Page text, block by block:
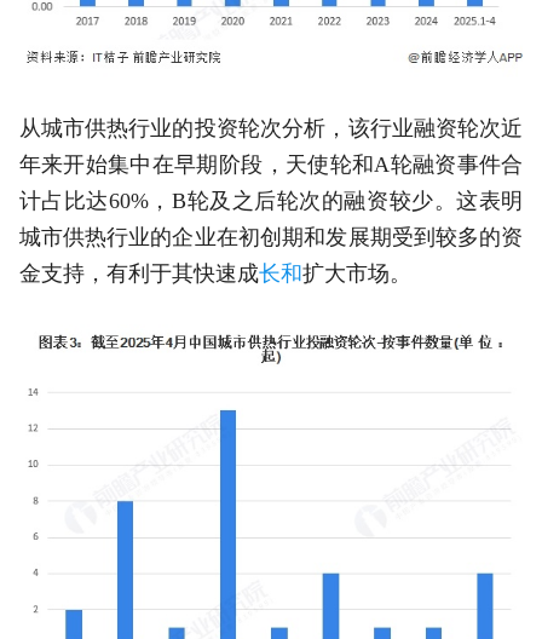
从城市供热行业的投资轮次分析，该行业融资轮次近
年来开始集中在早期阶段，天使轮和A轮融资事件合
计占比达60%，B轮及之后轮次的融资较少。这表明
城市供热行业的企业在初创期和发展期受到较多的资
金支持，有利于其快速成长和扩大市场。